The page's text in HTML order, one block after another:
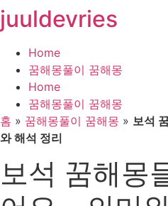
콘
텐
뛰
기
juuldevries
Home
꿈해몽풀이 꿈해몽
Home
꿈해몽풀이 꿈해몽
홈 » 꿈해몽풀이 꿈해몽 » 보석
와 해석 정리
보석 꿈해몽